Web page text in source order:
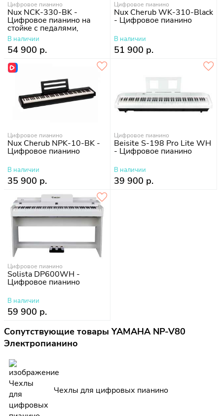
Цифровое пианино
Nux NCK-330-BK -
Цифровое пианино на
стойке с педалями,
черное
В наличии
54 900 р.
Цифровое пианино
Nux Cherub WK-310-Black
- Цифровое пианино
В наличии
51 900 р.
Цифровое пианино
Nux Cherub NPK-10-BK -
Цифровое пианино
В наличии
35 900 р.
Цифровое пианино
Beisite S-198 Pro Lite WH
- Цифровое пианино
В наличии
39 900 р.
Цифровое пианино
Solista DP600WH -
Цифровое пианино
В наличии
59 900 р.
Сопутствующие товары YAMAHA NP-V80
Электропианино
Чехлы для цифровых пианино